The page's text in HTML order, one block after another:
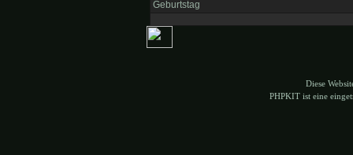
Diese
PHPKIT ist eine